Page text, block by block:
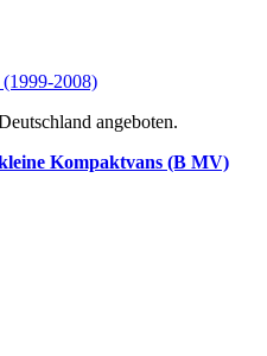
2008)
angeboten.
Kompaktvans (B MV)